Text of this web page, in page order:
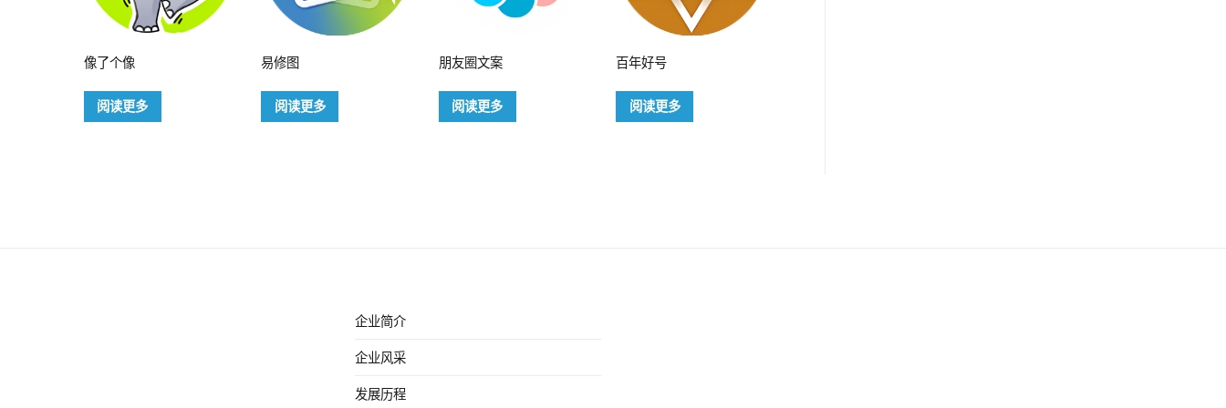
像了个像
阅读更多
易修图
阅读更多
朋友圈文案
阅读更多
百年好号
阅读更多
企业简介
企业风采
发展历程